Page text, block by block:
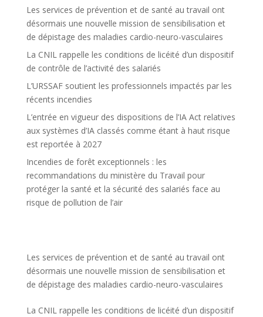
Les services de prévention et de santé au travail ont
désormais une nouvelle mission de sensibilisation et
de dépistage des maladies cardio-neuro-vasculaires
La CNIL rappelle les conditions de licéité d’un dispositif
de contrôle de l’activité des salariés
L’URSSAF soutient les professionnels impactés par les
récents incendies
L’entrée en vigueur des dispositions de l’IA Act relatives
aux systèmes d’IA classés comme étant à haut risque
est reportée à 2027
Incendies de forêt exceptionnels : les
recommandations du ministère du Travail pour
protéger la santé et la sécurité des salariés face au
risque de pollution de l’air
Les services de prévention et de santé au travail ont
désormais une nouvelle mission de sensibilisation et
de dépistage des maladies cardio-neuro-vasculaires
La CNIL rappelle les conditions de licéité d’un dispositif